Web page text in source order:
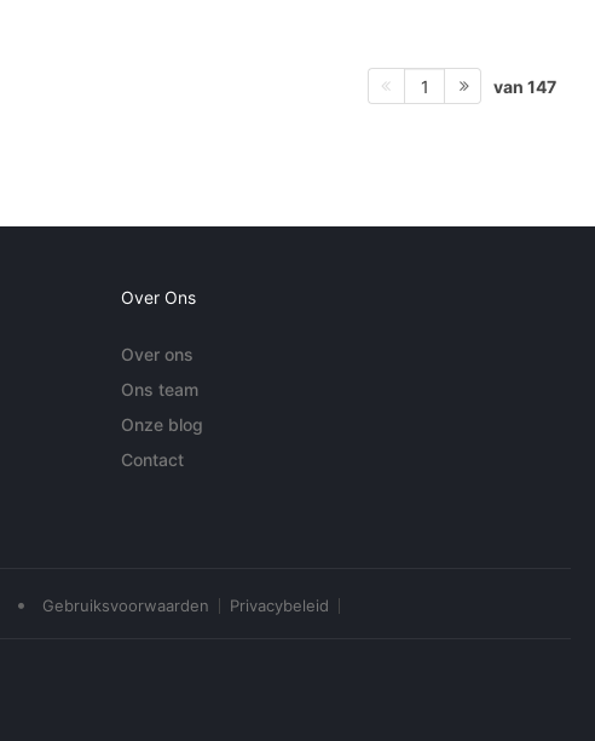
1 van 147
Over Ons
Over ons
Ons team
Onze blog
Contact
• Gebruiksvoorwaarden Privacybeleid